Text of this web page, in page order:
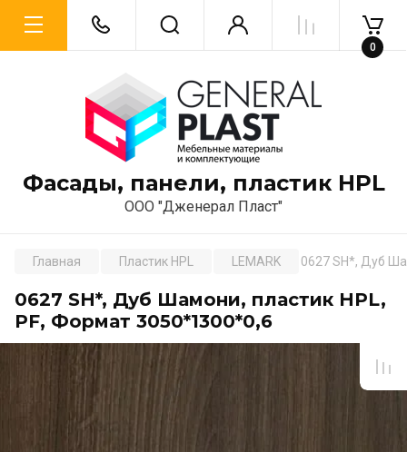
Фасады, панели, пластик HPL
ООО "Дженерал Пласт"
0
Главная Пластик HPL LEMARK 0627 SH*, Дуб
0627 SH*, Дуб Шамони, пластик HPL,
PF, Формат 3050*1300*0,6